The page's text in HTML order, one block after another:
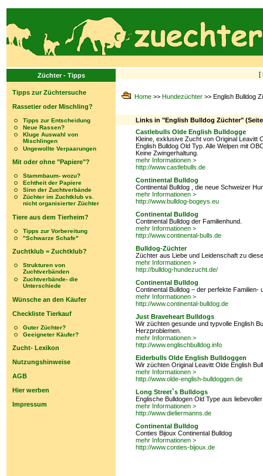
Züchter - Tipps
Tipps zur Züchtersuche
Rassetier oder Mischling?
Tipps zur Entscheidung
Neue Rassen?
Kluge Auswahl von
Mischlingen
Ungewollte Verpaarungen
Mit oder ohne "Papiere"?
Stammbaum- wozu?
Echtheit der Papiere
Sinn der Zuchtverbände
Züchter im Zuchtklub vs.
nicht organisierter Züchter
Tiere aus dem Tierheim?
Tipps zur Vorbereitung
"Schwarze Schafe"
Zuchtklub = Zuchtklub?
Strukturen von
Zuchtverbänden
Zuchtverbände- die
Unterschiede
Wünsche an den Käufer
Checkliste Tierkauf
Guter Züchter?
Geeigneter Käufer?
Zucht- Lexikon
Nutzungshinweise
AGB
Hier werben
Impressum
[
Home >> Hundezüchter >> English Bulldog
Links in "English Bulldog Züchter"
Castlebulls Olde English Bulldogge
Kleine, exklusive Zucht von Original Leavitt
English Bulldog Old Typ. Alle Welpen mit
Keine Zwingerhaltung.
mehr Informationen >
http://www.castlebulls.de
Continental Bulldog
Continental Bulldog , die neue Schweizer
mehr Informationen >
http://www.bulldog-bogeys.eu
Continental Bulldog
Continental Bulldog der Familienhund.
mehr Informationen >
http://www.continental-bulls.de
Bulldog-Züchter
Züchter aus Liebe und Leidenschaft zu
mehr Informationen >
http://bulldog-hundezucht.de/
Continental Bulldog
Continental Bulldog – der perfekte Familien-
mehr Informationen >
http://www.continental-bulldog.de
Just Braveheart Bulldogs
Wir züchten gesunde und typvolle English
Herzproblemen.
mehr Informationen >
http://www.englischbulldog.info
Eiderbulls Olde English Bulldoggen
Wir züchten Original Leavitt Olde English
mehr Informationen >
http://www.olde-english-bulldoggen.de
Long Street`s Bulldogs
Englische Bulldogen Old Type aus
mehr Informationen >
http://www.dieliermanns.de
Continental Bulldog
Conties Bijoux Continental Bulldog
mehr Informationen >
http://www.conties-bijoux.de